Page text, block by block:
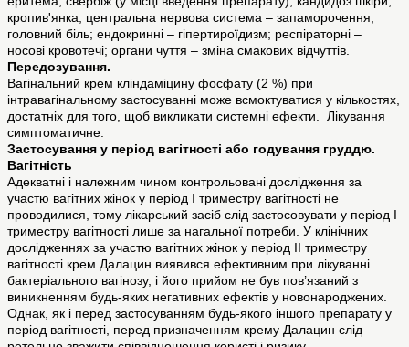
кропив'янка; центральна нервова система – запаморочення,
головний біль; ендокринні – гіпертироїдизм; респіраторні –
носові кровотечі; органи чуття – зміна смакових відчуттів.
Передозування.
Вагінальний крем кліндаміцину фосфату (2 %) при
інтравагінальному застосуванні може всмоктуватися у кількостях,
достатніх для того, щоб викликати системні ефекти. Лікування
симптоматичне.
Застосування у період вагітності або годування груддю.
Вагітність
Адекватні і належним чином контрольовані дослідження за
участю вагітних жінок у період I триместру вагітності не
проводилися, тому лікарський засіб слід застосовувати у період I
триместру вагітності лише за нагальної потреби. У клінічних
дослідженнях за участю вагітних жінок у період II триместру
вагітності крем Далацин виявився ефективним при лікуванні
бактеріального вагінозу, і його прийом не був пов’язаний з
виникненням будь-яких негативних ефектів у новонароджених.
Однак, як і перед застосуванням будь-якого іншого препарату у
період вагітності, перед призначенням крему Далацин слід